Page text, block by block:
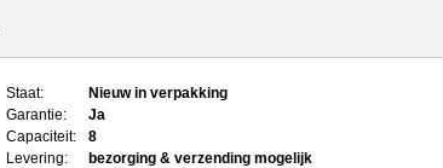
Staat:
Nieuw in verpakking
Garantie:
Ja
Capaciteit:
8
Levering:
bezorging & verzending mogelijk